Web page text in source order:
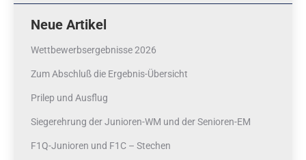
Neue Artikel
Wettbewerbsergebnisse 2026
Zum Abschluß die Ergebnis-Übersicht
Prilep und Ausflug
Siegerehrung der Junioren-WM und der Senioren-EM
F1Q-Junioren und F1C – Stechen